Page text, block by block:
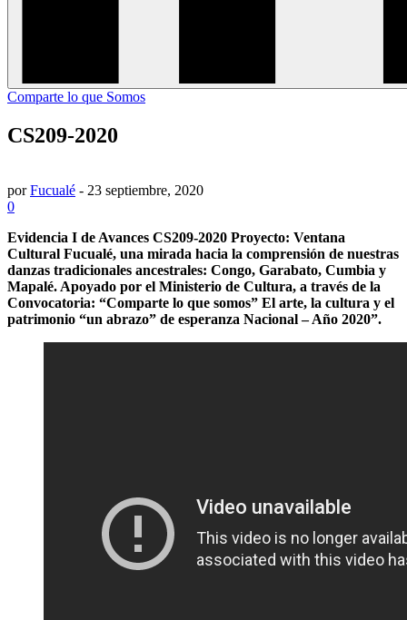
Comparte lo que Somos
CS209-2020
porFucualé - 23 septiembre, 2020
0
Evidencia I de Avances CS209-2020 Proyecto: Ventana
Cultural Fucualé, una mirada hacia la comprensión de nuestras
danzas tradicionales ancestrales: Congo, Garabato, Cumbia y
Mapalé. Apoyado por el Ministerio de Cultura, a través de la
Convocatoria: “Comparte lo que somos” El arte, la cultura y el
patrimonio “un abrazo” de esperanza Nacional – Año 2020”.